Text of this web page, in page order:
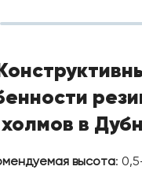
холмов в
высота: